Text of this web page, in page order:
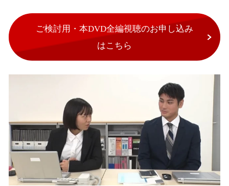
ご検討用・本DVD全編視聴のお申し込み
はこちら